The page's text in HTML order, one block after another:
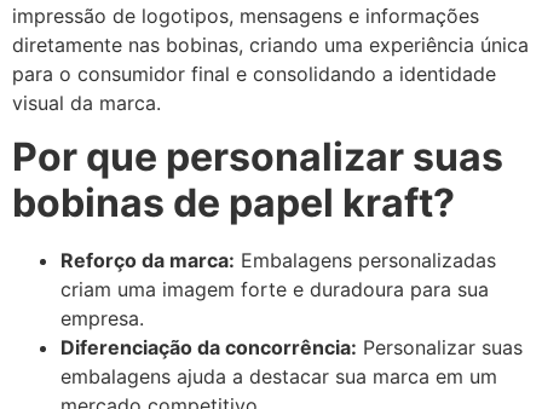
impressão de logotipos, mensagens e informações
diretamente nas bobinas, criando uma experiência única
para o consumidor final e consolidando a identidade
visual da marca.
Por que personalizar suas
bobinas de papel kraft?
Reforço da marca: Embalagens personalizadas
criam uma imagem forte e duradoura para sua
empresa.
Diferenciação da concorrência: Personalizar suas
embalagens ajuda a destacar sua marca em um